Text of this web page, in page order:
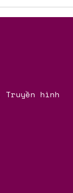
Truyền hình